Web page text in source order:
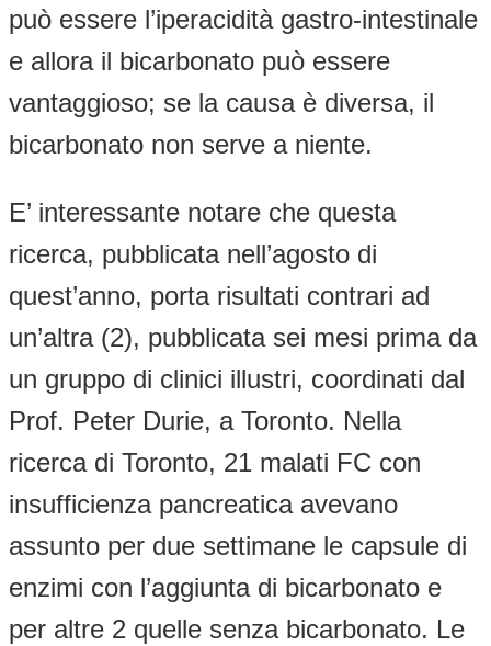
può essere l’iperacidità gastro-intestinale
e allora il bicarbonato può essere
vantaggioso; se la causa è diversa, il
bicarbonato non serve a niente.
E’ interessante notare che questa
ricerca, pubblicata nell’agosto di
quest’anno, porta risultati contrari ad
un’altra (2), pubblicata sei mesi prima da
un gruppo di clinici illustri, coordinati dal
Prof. Peter Durie, a Toronto. Nella
ricerca di Toronto, 21 malati FC con
insufficienza pancreatica avevano
assunto per due settimane le capsule di
enzimi con l’aggiunta di bicarbonato e
per altre 2 quelle senza bicarbonato. Le